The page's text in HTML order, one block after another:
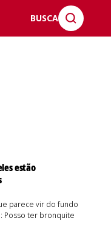
BUSCA
estão
parece vir do fundo
Posso ter bronquite